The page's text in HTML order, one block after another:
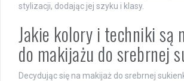
stylizacji, dodając jej szyku i klasy.
Jakie kolory i techniki są
do makijażu do srebrnej
Decydując się na makijaż do srebrnej